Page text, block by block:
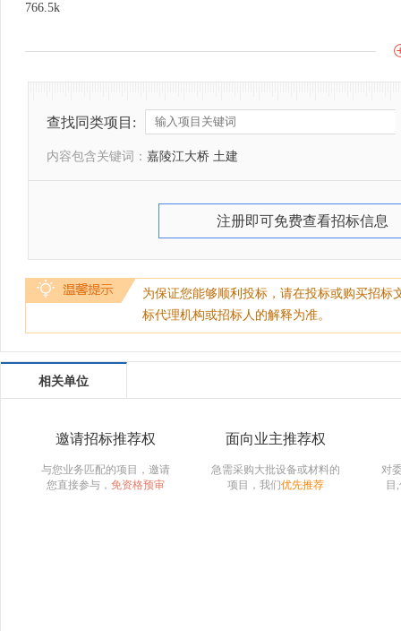
766.5k
查找同类项目:
内容包含关键词： 嘉陵江大桥 土建
注册即可免费查看招标信息
为保证您能够顺利投标，请在投标或购买招
标代理机构或招标人的解释为准。
相关单位
邀请招标推荐权
与您业务匹配的项目，邀请
您直接参与， 免资格预审
面向业主推荐权
急需采购大批设备或材料的
项目，我们优先推荐
对
目